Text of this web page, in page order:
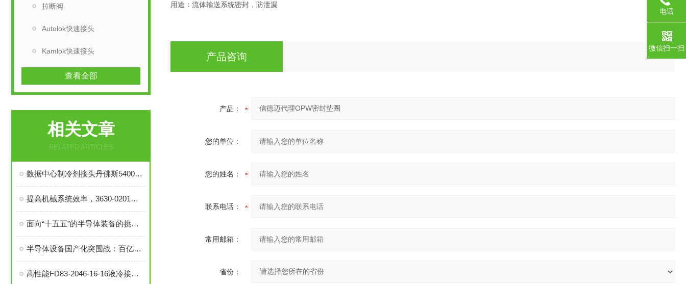
拉断阀
Autolok快速接头
Kamlok快速接头
查看全部
相关文章
RELATED ARTICLES
数据中心制冷剂接头丹佛斯5400系列接头
提高机械系统效率，3630-0201旋转接头的优势分析
面向“十五五”的半导体装备的挑战与机遇
半导体设备国产化突围战：百亿美元市场的“破壁者”
高性能FD83-2046-16-16液冷接头：理想的热管理配件
用途 ：流体输送系统密封，防泄漏
产品咨询
产品：
您的单位：
您的姓名：
联系电话：
常用邮箱：
省份：
电话
微信扫一扫